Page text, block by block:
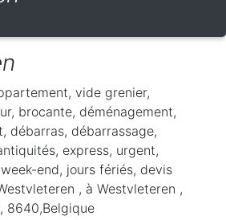
vide grenier,
brocante, déménagement,
débarras, débarrassage,
express, urgent,
end, jours fériés, devis
, à Westvleteren ,
, 8640,Belgique